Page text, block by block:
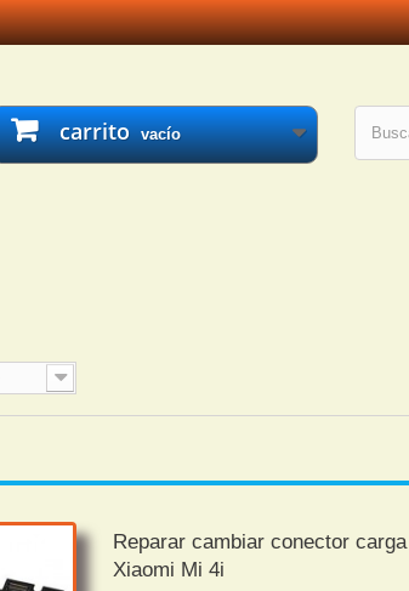
carrito vacío
Reparar cambiar conector carga
Xiaomi Mi 4i